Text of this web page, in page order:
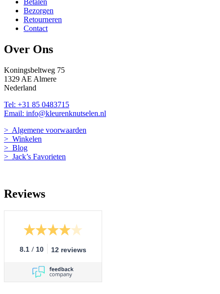
Bezorgen
Retourneren
Contact
Over Ons
Koningsbeltweg 75
1329 AE Almere
Nederland
Tel: +31 85 0483715
Email: info@kleurenknutselen.nl
> Algemene voorwaarden
> Winkelen
> Blog
> Jack’s Favorieten
Reviews
8.1 / 10 12 reviews